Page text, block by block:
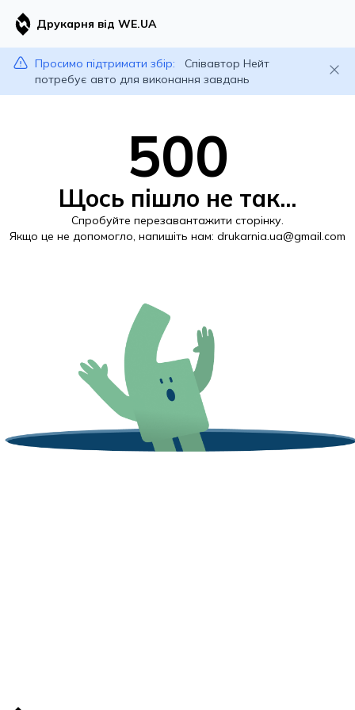
Друкарня від WE.UA
Просимо підтримати збір:
Співавтор Нейт
потребує авто для виконання завдань
500
Щось пішло не так...
Спробуйте перезавантажити сторінку.
Якщо це не допомогло, напишіть нам: drukarnia.ua@gmail.com